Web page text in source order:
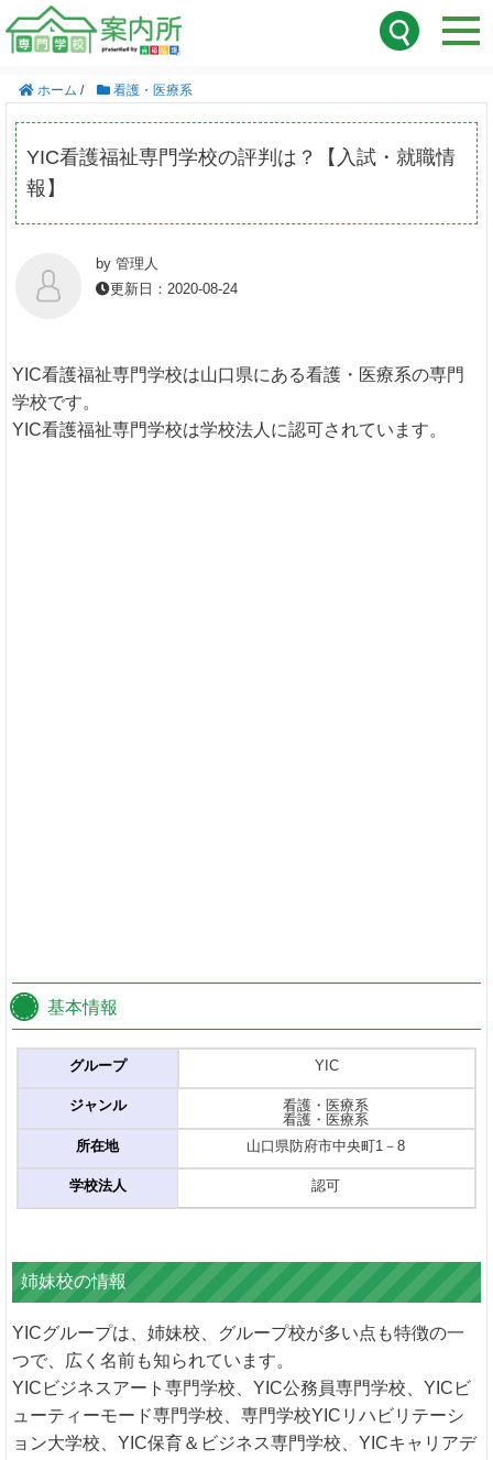
ホーム / 看護・医療系
YIC看護福祉専門学校の評判は？【入試・就職情
報】
by 管理人
更新日：2020-08-24
YIC看護福祉専門学校は山口県にある看護・医療系の専門
学校です。
YIC看護福祉専門学校は学校法人に認可されています。
基本情報
グループ
ジャンル
所在地
学校法人
YIC
看護・医療系
看護・医療系
山口県防府市中央町1－8
認可
姉妹校の情報
YICグループは、姉妹校、グループ校が多い点も特徴の一
つで、広く名前も知られています。
YICビジネスアート専門学校、YIC公務員専門学校、YICビ
ューティーモード専門学校、専門学校YICリハビリテーシ
ョン大学校、YIC保育＆ビジネス専門学校、YICキャリアデ